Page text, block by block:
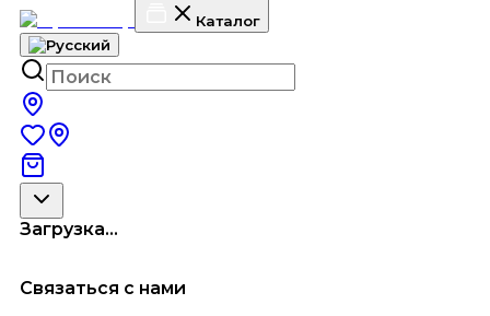
Каталог
Загрузка...
Связаться с нами